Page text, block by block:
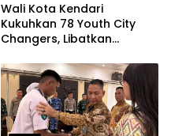
Wali Kota Kendari
Kukuhkan 78 Youth City
Changers, Libatkan
Perubahan Kota